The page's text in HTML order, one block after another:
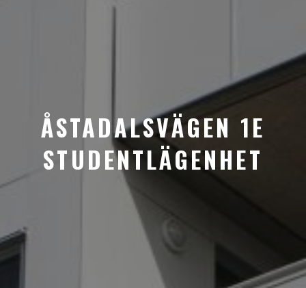
ÅSTADALSVÄGEN 1E
STUDENTLÄGENHET